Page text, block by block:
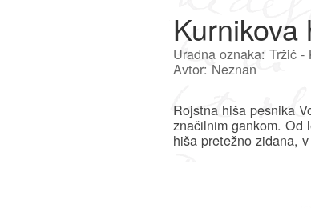
Kurnikova
Uradna oznaka: Tržič -
Avtor: Neznan
Rojstna hiša pesnika
značilnim gankom. Od
hiša pretežno zidana,